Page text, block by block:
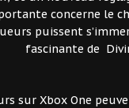
concerne le
puissent
fascinante de
sur Xbox One